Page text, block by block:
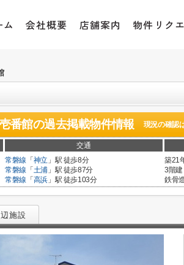
会社概要 店舗案内 物件リク
番館の過去掲載物件情報 現況の確認
交通
常磐線 「 神立 」駅 徒歩8分
常磐線 「 土浦」駅 徒歩87分
常磐線 「 高浜」駅 徒歩103分
築21
3階建
鉄骨
施設